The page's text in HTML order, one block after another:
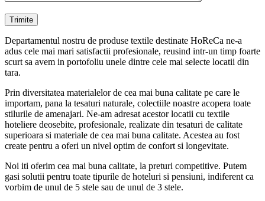
Departamentul nostru de produse textile destinate HoReCa ne-a
adus cele mai mari satisfactii profesionale, reusind intr-un timp foarte
scurt sa avem in portofoliu unele dintre cele mai selecte locatii din
tara.
Prin diversitatea materialelor de cea mai buna calitate pe care le
importam, pana la tesaturi naturale, colectiile noastre acopera toate
stilurile de amenajari. Ne-am adresat acestor locatii cu textile
hoteliere deosebite, profesionale, realizate din tesaturi de calitate
superioara si materiale de cea mai buna calitate. Acestea au fost
create pentru a oferi un nivel optim de confort si longevitate.
Noi iti oferim cea mai buna calitate, la preturi competitive. Putem
gasi solutii pentru toate tipurile de hoteluri si pensiuni, indiferent ca
vorbim de unul de 5 stele sau de unul de 3 stele.